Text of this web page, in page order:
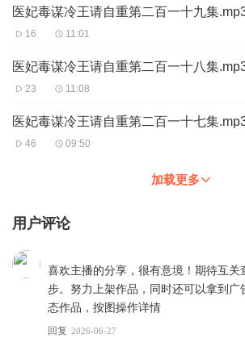
医妃毒谋冷王请自重第二百一十九集
16 11:01
医妃毒谋冷王请自重第二百一十八集
23 11:08
医妃毒谋冷王请自重第二百一十七集
46 09:50
加载更多
用户评论
喜欢主播的分享，很有意境！期待互关
步。努力上架作品，同时还可以拿到广
态作品，按图操作详情
回复 2026-06-27